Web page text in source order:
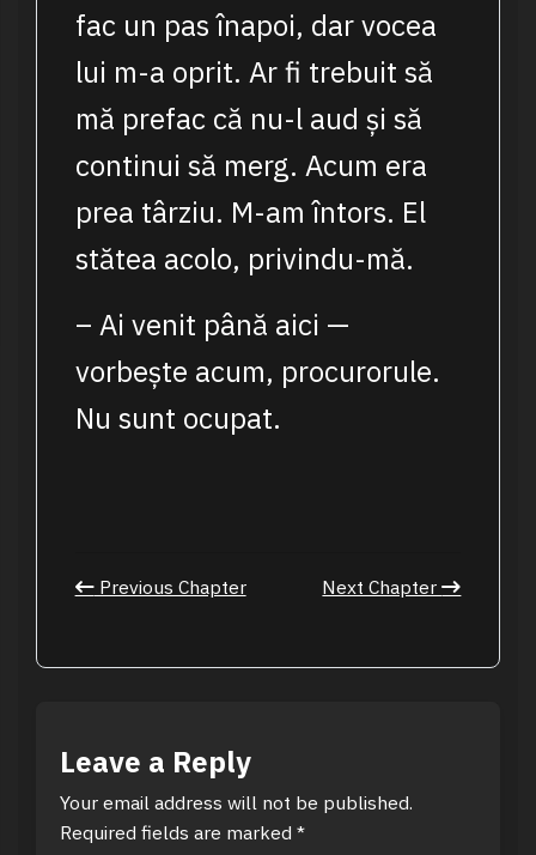
fac un pas înapoi, dar vocea
lui m-a oprit. Ar fi trebuit să
mă prefac că nu-l aud și să
continui să merg. Acum era
prea târziu. M-am întors. El
stătea acolo, privindu-mă.
– Ai venit până aici —
vorbește acum, procurorule.
Nu sunt ocupat.
Previous Chapter Next Chapter
Leave a Reply
Your email address will not be published.
Required fields are marked *